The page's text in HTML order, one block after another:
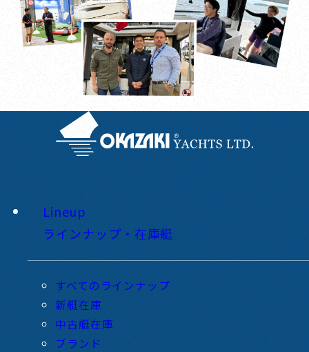
Lineup
ラインナップ・在庫艇
すべてのラインナップ
新艇在庫
中古艇在庫
ブランド